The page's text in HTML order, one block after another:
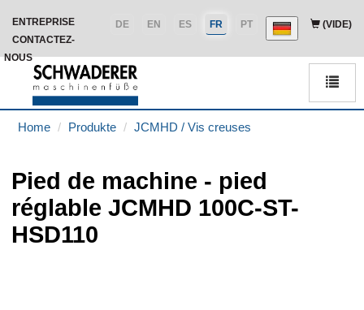
(VIDE)
ENTREPRISE PT
FR
ES
EN
DE
CONTACTEZ-
NOUS
Home Produkte JCMHD / Vis creuses
Pied de machine - pied
réglable JCMHD 100C-ST-
HSD110